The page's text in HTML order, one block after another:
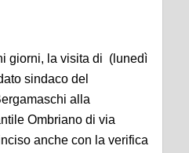
giorni, la visita di (lunedì
sindaco del
alla
Ombriano di via
anche con la verifica